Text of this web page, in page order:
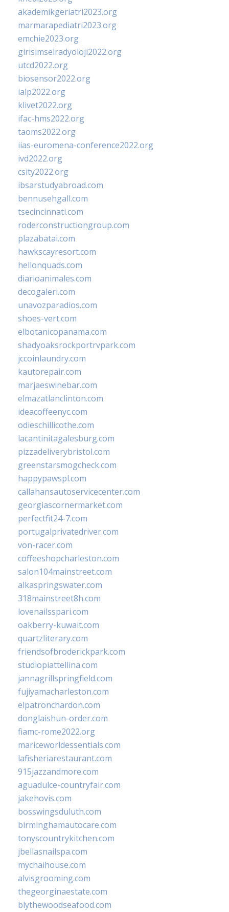
akademikgeriatri2023.org
marmarapediatri2023.org
emchie2023.org
girisimselradyoloji2022.org
utcd2022.org
biosensor2022.org
ialp2022.org
klivet2022.org
ifac-hms2022.org
taoms2022.org
iias-euromena-conference2022.org
ivd2022.org
csity2022.org
ibsarstudyabroad.com
bennusehgall.com
tsecincinnati.com
roderconstructiongroup.com
plazabatai.com
hawkscayresort.com
hellonquads.com
diarioanimales.com
decogaleri.com
unavozparadios.com
shoes-vert.com
elbotanicopanama.com
shadyoaksrockportrvpark.com
jccoinlaundry.com
kautorepair.com
marjaeswinebar.com
elmazatlanclinton.com
ideacoffeenyc.com
odieschillicothe.com
lacantinitagalesburg.com
pizzadeliverybristol.com
greenstarsmogcheck.com
happypawspl.com
callahansautoservicecenter.com
georgiascornermarket.com
perfectfit24-7.com
portugalprivatedriver.com
von-racer.com
coffeeshopcharleston.com
salon104mainstreet.com
alkaspringswater.com
318mainstreet8h.com
lovenailsspari.com
oakberry-kuwait.com
quartzliterary.com
friendsofbroderickpark.com
studiopiattellina.com
jannagrillspringfield.com
fujiyamacharleston.com
elpatronchardon.com
donglaishun-order.com
fiamc-rome2022.org
mariceworldessentials.com
lafisheriarestaurant.com
915jazzandmore.com
aguadulce-countryfair.com
jakehovis.com
bosswingsduluth.com
birminghamautocare.com
tonyscountrykitchen.com
jbellasnailspa.com
mychaihouse.com
alvisgrooming.com
thegeorginaestate.com
blythewoodseafood.com